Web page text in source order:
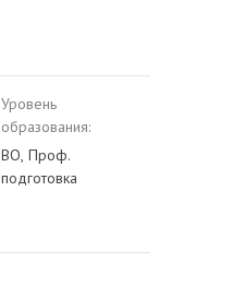
Уровень
образования:
ВО, Проф.
подготовка